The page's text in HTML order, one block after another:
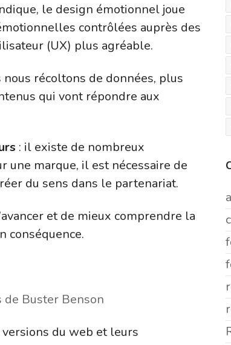
le design émotionnel joue
contrôlées auprès des
(UX) plus agréable.
nous récoltons de données, plus
qui vont répondre aux
: il existe de nombreux
une marque, il est nécessaire de
du sens dans le partenariat.
et de mieux comprendre la
conséquence.
de Buster Benson
du web et leurs